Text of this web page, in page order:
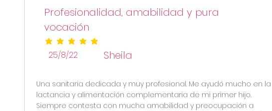
Profesionalidad, amabilidad y pura
vocación
la calificación promedio es 5 de 5
25/8/22 Sheila
Una sanitaria dedicada y muy profesional. Me ayudó mucho en la
lactancia y alimentación complementaria de mi primer hijo.
Siempre contesta con mucha amabilidad y preocupación a